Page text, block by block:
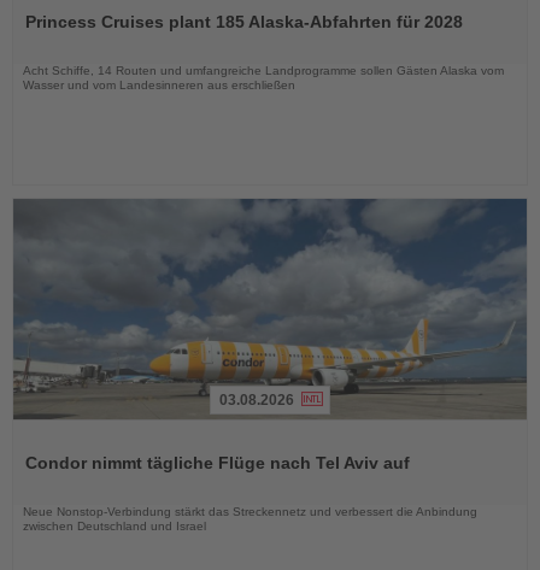
diePrincess Cruises plant 185 Alaska-Abfahrten für 2028
Acht Schiffe, 14 Routen und umfangreiche Landprogramme sollen Gästen Alaska vom
Wasser und vom Landesinneren aus erschließen
die
03.08.2026
Condor nimmt tägliche Flüge nach Tel Aviv auf
Neue Nonstop-Verbindung stärkt das Streckennetz und verbessert die Anbindung
zwischen Deutschland und Israel